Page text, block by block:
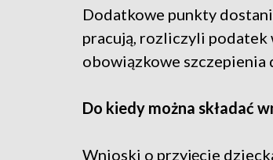
Dodatkowe punkty
pracują, rozliczyli podatek
obowiązkowe szczepienia
Do kiedy można składać
Wnioski o przyjęcie